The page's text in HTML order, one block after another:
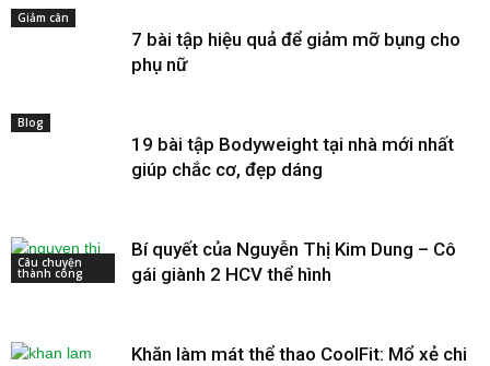
Giảm cân
7 bài tập hiệu quả để giảm mỡ bụng cho
phụ nữ
Blog
19 bài tập Bodyweight tại nhà mới nhất
giúp chắc cơ, đẹp dáng
Câu chuyện
thành công
Bí quyết của Nguyễn Thị Kim Dung – Cô
gái giành 2 HCV thể hình
Khăn làm mát thể thao CoolFit: Mổ xẻ chi